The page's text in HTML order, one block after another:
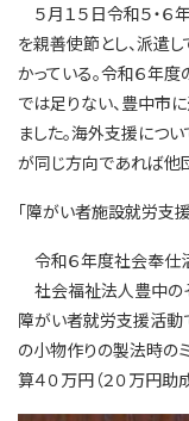
５月１５日令和５・６
を親善使節とし、派遣
かっている。令和６年
では足りない、豊中市
ました。海外支援につ
が同じ方向であれば他
「障がい者施設就労支
令和６年度社会奉仕
社会福祉法人豊中の
障がい者就労支援活動
の小物作りの製法時の
算４０万円（２０万円